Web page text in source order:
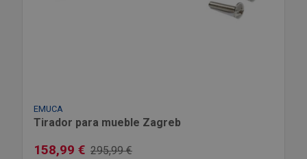
EMUCA
Tirador para mueble Zagreb
158,99 € 295,99 €